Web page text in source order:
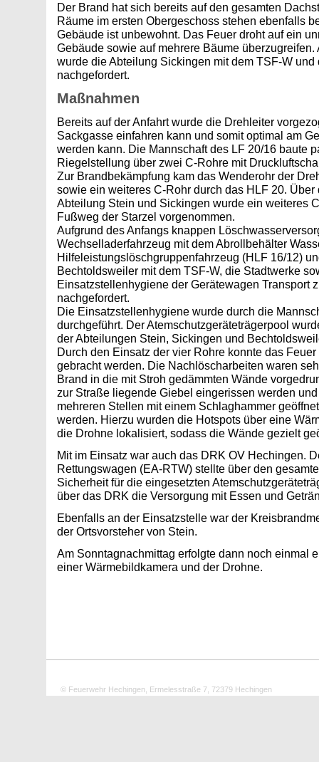
Der Brand hat sich bereits auf den gesamten
Räume im ersten Obergeschoss stehen ebenfalls
Gebäude ist unbewohnt. Das Feuer droht auf ein
Gebäude sowie auf mehrere Bäume
wurde die Abteilung Sickingen mit dem TSF-W und
nachgefordert.
Maßnahmen
Bereits auf der Anfahrt wurde die Drehleiter
Sackgasse einfahren kann und somit optimal am
werden kann. Die Mannschaft des LF 20/16 baute
Riegelstellung über zwei C-Rohre mit
Zur Brandbekämpfung kam das Wenderohr der
sowie ein weiteres C-Rohr durch das HLF 20. Über
Abteilung Stein und Sickingen wurde ein weiteres
Fußweg der Starzel vorgenommen.
Aufgrund des Anfangs knappen
Wechselladerfahrzeug mit dem Abrollbehälter
Hilfeleistungslöschgruppenfahrzeug (HLF 16/12)
Bechtoldsweiler mit dem TSF-W, die Stadtwerke
Einsatzstellenhygiene der Gerätewagen Transport
nachgefordert.
Die Einsatzstellenhygiene wurde durch die
durchgeführt. Der Atemschutzgeräteträgerpool
der Abteilungen Stein, Sickingen und
Durch den Einsatz der vier Rohre konnte das
gebracht werden. Die Nachlöscharbeiten waren
Brand in die mit Stroh gedämmten Wände
zur Straße liegende Giebel eingerissen werden
mehreren Stellen mit einem Schlaghammer
werden. Hierzu wurden die Hotspots über eine
die Drohne lokalisiert, sodass die Wände gezielt
Mit im Einsatz war auch das DRK OV Hechingen.
Rettungswagen (EA-RTW) stellte über den
Sicherheit für die eingesetzten
über das DRK die Versorgung mit Essen und
Ebenfalls an der Einsatzstelle war der
der Ortsvorsteher von Stein.
Am Sonntagnachmittag erfolgte dann noch einmal
einer Wärmebildkamera und der Drohne.
© Feuerwehr Hechingen, Ermelesstraße 7, 72379 Hechingen